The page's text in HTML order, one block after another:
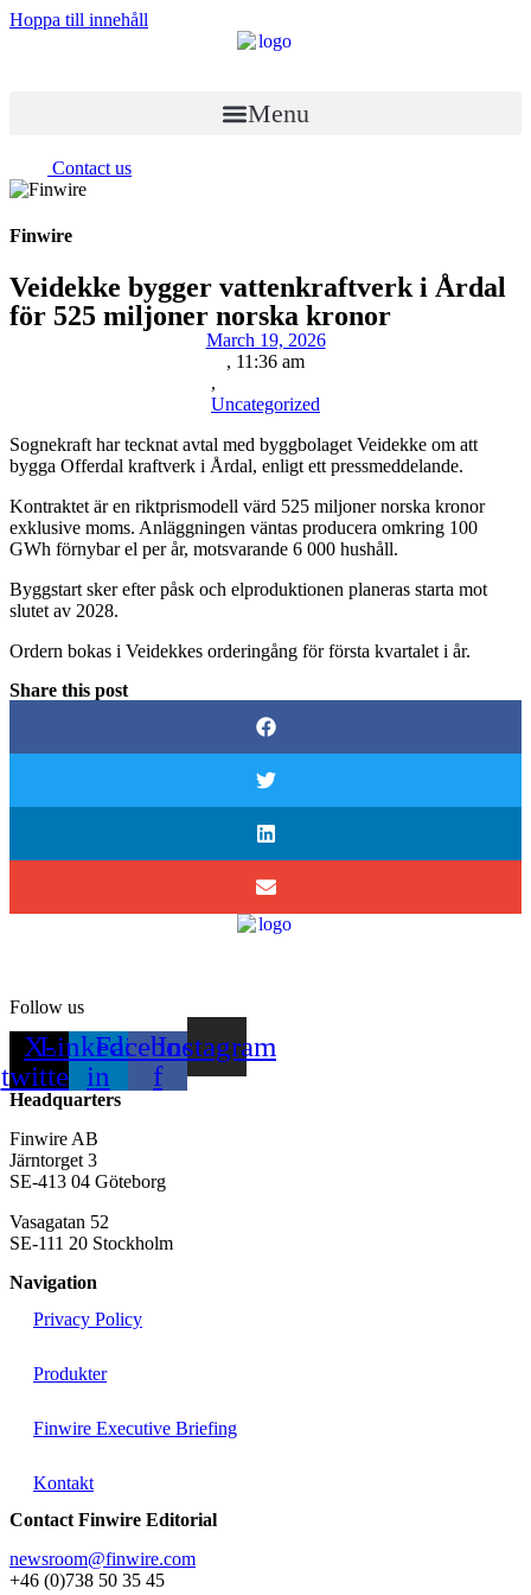
Hoppa till innehåll
Menu
Contact us
Finwire
Veidekke bygger vattenkraftverk i Årdal
för 525 miljoner norska kronor
March 19, 2026
, 11:36 am
,
Uncategorized
Sognekraft har tecknat avtal med byggbolaget Veidekke om att
bygga Offerdal kraftverk i Årdal, enligt ett pressmeddelande.
Kontraktet är en riktprismodell värd 525 miljoner norska kronor
exklusive moms. Anläggningen väntas producera omkring 100
GWh förnybar el per år, motsvarande 6 000 hushåll.
Byggstart sker efter påsk och elproduktionen planeras starta mot
slutet av 2028.
Ordern bokas i Veidekkes orderingång för första kvartalet i år.
Share this post
Follow us
X-
twitter
Linkedin-
in
Facebook-
f
Instagram
Headquarters
Finwire AB
Järntorget 3
SE-413 04 Göteborg
Vasagatan 52
SE-111 20 Stockholm
Navigation
Privacy Policy
Produkter
Finwire Executive Briefing
Kontakt
Contact Finwire Editorial
newsroom@finwire.com
+46 (0)738 50 35 45